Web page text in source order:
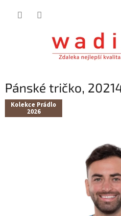
Pánské tričko,
Kolekce Prádlo
2026